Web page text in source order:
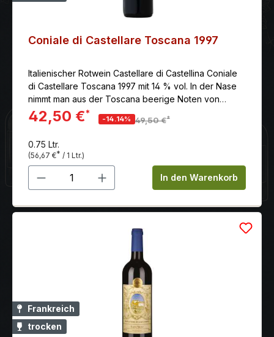
Coniale di Castellare Toscana 1997
Italienischer Rotwein Castellare di Castellina Coniale
di Castellare Toscana 1997 mit 14 % vol. In der Nase
nimmt man aus der Toscana beerige Noten von
Holunder und Brombeeren wahr.
42,50 €*
-14.14% 49,50 €*
0.75 Ltr.
(56,67 €* / 1 Ltr.)
Produkt Anzahl: Gib denIn den Warenkorb
Frankreich
trocken